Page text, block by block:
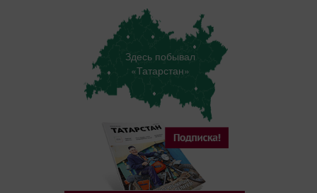
Здесь побывал
«Татарстан»